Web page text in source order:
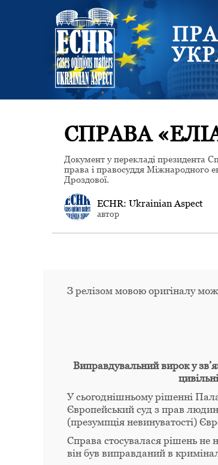
СПРАВА
Документ у перекладі президента
права і правосуддя Міжнародного
Дроздової.
ECHR: Ukrainian Aspect
автор
З релізом мовою оригіналу
Виправдувальний вирок у
У сьогоднішньому рішенні
Європейський суд з прав
(презумпція невинуватості)
Справа стосувалася рішень
він був виправданий в